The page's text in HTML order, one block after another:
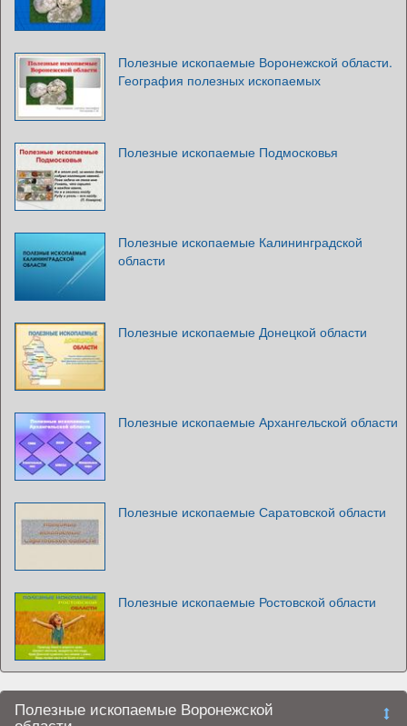
Полезные ископаемые Воронежской области.
География полезных ископаемых
Полезные ископаемые Подмосковья
Полезные ископаемые Калининградской
области
Полезные ископаемые Донецкой области
Полезные ископаемые Архангельской области
Полезные ископаемые Саратовской области
Полезные ископаемые Ростовской области
Полезные ископаемые Воронежской